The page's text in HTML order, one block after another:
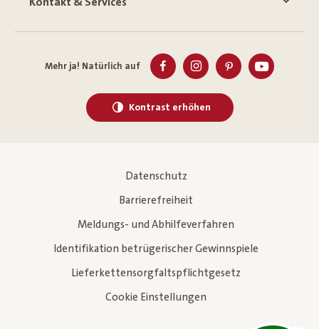
Mehr ja! Natürlich auf
Kontrast erhöhen
Datenschutz
Barrierefreiheit
Meldungs- und Abhilfeverfahren
Identifikation betrügerischer Gewinnspiele
Lieferkettensorgfaltspflichtgesetz
Cookie Einstellungen